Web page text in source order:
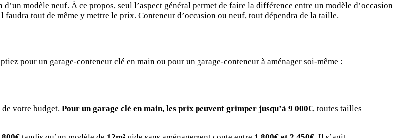
modèle neuf. À ce propos, seul l’aspect général permet de faire la différence entre un modèle d’occasion
tout de même y mettre le prix. Conteneur d’occasion ou neuf, tout dépendra de la taille.
pour un garage-conteneur clé en main ou pour un garage-conteneur à aménager soi-même :
de votre budget. Pour un garage clé en main, les prix peuvent grimper jusqu’à 9 000€, toutes tailles